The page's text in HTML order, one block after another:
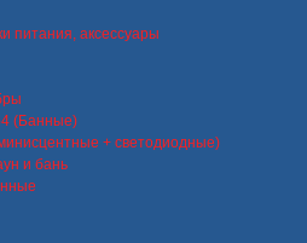
питания, аксессуары
(Банные)
+ светодиодные)
и бань